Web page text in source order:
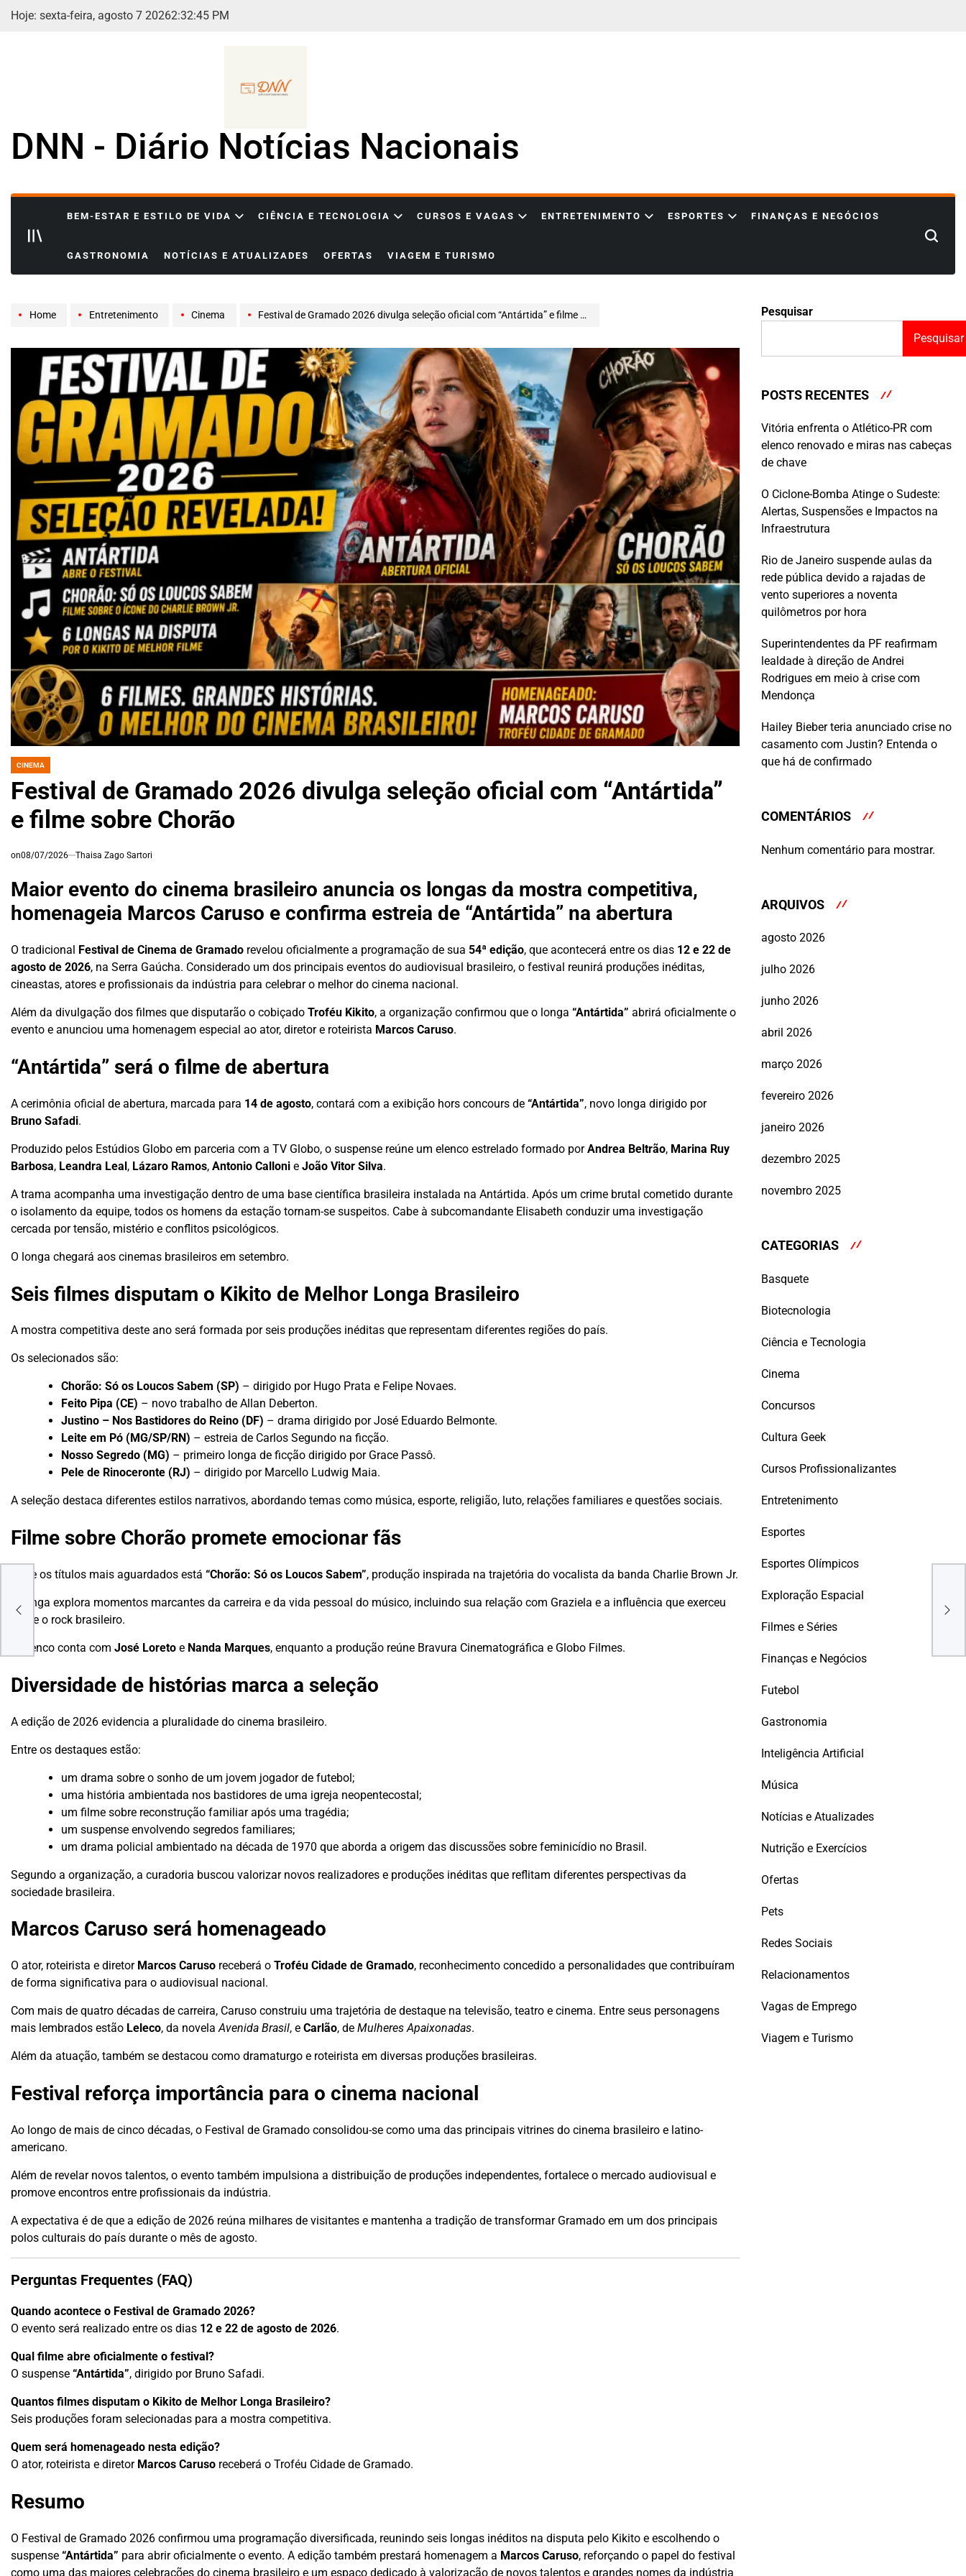
Skip
Hoje: sexta-feira, agosto 7 20262:32:47 PM
DNN - Diário Notícias Nacionais
BEM-ESTAR E ESTILO DE VIDA CIÊNCIA E TECNOLOGIA CURSOS E VAGAS ENTRETENIMENTO ESPORTES FINANÇAS E NEGÓCIOS
GASTRONOMIA NOTÍCIAS E ATUALIZADES OFERTAS VIAGEM E TURISMO
Search
Home Entretenimento Cinema Festival de Gramado 2026 divulga seleção oficial com “Antártida” e filme sobre Chorão
POSTED
CINEMA
Festival de Gramado 2026 divulga seleção oficial com “Antártida”
e filme sobre Chorão
on08/07/2026 Thaisa Zago Sartori
Maior evento do cinema brasileiro anuncia os longas da mostra competitiva,
homenageia Marcos Caruso e confirma estreia de “Antártida” na abertura
O tradicional Festival de Cinema de Gramado revelou oficialmente a programação de sua 54ª edição, que acontecerá entre os dias 12 e 22 de
agosto de 2026, na Serra Gaúcha. Considerado um dos principais eventos do audiovisual brasileiro, o festival reunirá produções inéditas,
cineastas, atores e profissionais da indústria para celebrar o melhor do cinema nacional.
Além da divulgação dos filmes que disputarão o cobiçado Troféu Kikito, a organização confirmou que o longa “Antártida” abrirá oficialmente o
evento e anunciou uma homenagem especial ao ator, diretor e roteirista Marcos Caruso.
“Antártida” será o filme de abertura
A cerimônia oficial de abertura, marcada para 14 de agosto, contará com a exibição hors concours de “Antártida”, novo longa dirigido por
Bruno Safadi.
Produzido pelos Estúdios Globo em parceria com a TV Globo, o suspense reúne um elenco estrelado formado porAndrea Beltrão, Marina Ruy
Barbosa, Leandra Leal, Lázaro Ramos, Antonio Calloni e João Vitor Silva.
A trama acompanha uma investigação dentro de uma base científica brasileira instalada na Antártida. Após um crime brutal cometido durante
o isolamento da equipe, todos os homens da estação tornam-se suspeitos. Cabe à subcomandante Elisabeth conduzir uma investigação
cercada por tensão, mistério e conflitos psicológicos.
O longa chegará aos cinemas brasileiros em setembro.
Seis filmes disputam o Kikito de Melhor Longa Brasileiro
A mostra competitiva deste ano será formada por seis produções inéditas que representam diferentes regiões do país.
Os selecionados são:
Chorão: Só os Loucos Sabem (SP) – dirigido por Hugo Prata e Felipe Novaes.
Feito Pipa (CE) – novo trabalho de Allan Deberton.
Justino – Nos Bastidores do Reino (DF) – drama dirigido por José Eduardo Belmonte.
Leite em Pó (MG/SP/RN) – estreia de Carlos Segundo na ficção.
Nosso Segredo (MG) – primeiro longa de ficção dirigido por Grace Passô.
Pele de Rinoceronte (RJ) – dirigido por Marcello Ludwig Maia.
A seleção destaca diferentes estilos narrativos, abordando temas como música, esporte, religião, luto, relações familiares e questões sociais.
Filme sobre Chorão promete emocionar fãs
Entre os títulos mais aguardados está “Chorão: Só os Loucos Sabem”, produção inspirada na trajetória do vocalista da banda Charlie Brown Jr.
O longa explora momentos marcantes da carreira e da vida pessoal do músico, incluindo sua relação com Graziela e a influência que exerceu
sobre o rock brasileiro.
O elenco conta com José Loreto e Nanda Marques, enquanto a produção reúne Bravura Cinematográfica e Globo Filmes.
Diversidade de histórias marca a seleção
A edição de 2026 evidencia a pluralidade do cinema brasileiro.
Entre os destaques estão:
um drama sobre o sonho de um jovem jogador de futebol;
uma história ambientada nos bastidores de uma igreja neopentecostal;
um filme sobre reconstrução familiar após uma tragédia;
um suspense envolvendo segredos familiares;
um drama policial ambientado na década de 1970 que aborda a origem das discussões sobre feminicídio no Brasil.
Segundo a organização, a curadoria buscou valorizar novos realizadores e produções inéditas que reflitam diferentes perspectivas da
sociedade brasileira.
Marcos Caruso será homenageado
O ator, roteirista e diretor Marcos Caruso receberá o Troféu Cidade de Gramado, reconhecimento concedido a personalidades que contribuíram
de forma significativa para o audiovisual nacional.
Com mais de quatro décadas de carreira, Caruso construiu uma trajetória de destaque na televisão, teatro e cinema. Entre seus personagens
mais lembrados estão Leleco, da novelaAvenida Brasil, e Carlão, de Mulheres Apaixonadas.
Além da atuação, também se destacou como dramaturgo e roteirista em diversas produções brasileiras.
Festival reforça importância para o cinema nacional
Ao longo de mais de cinco décadas, o Festival de Gramado consolidou-se como uma das principais vitrines do cinema brasileiro e latino-
americano.
Além de revelar novos talentos, o evento também impulsiona a distribuição de produções independentes, fortalece o mercado audiovisual e
promove encontros entre profissionais da indústria.
A expectativa é de que a edição de 2026 reúna milhares de visitantes e mantenha a tradição de transformar Gramado em um dos principais
polos culturais do país durante o mês de agosto.
Perguntas Frequentes (FAQ)
Quando acontece o Festival de Gramado 2026?
O evento será realizado entre os dias 12 e 22 de agosto de 2026.
Qual filme abre oficialmente o festival?
O suspense “Antártida”, dirigido por Bruno Safadi.
Quantos filmes disputam o Kikito de Melhor Longa Brasileiro?
Seis produções foram selecionadas para a mostra competitiva.
Quem será homenageado nesta edição?
O ator, roteirista e diretor Marcos Caruso receberá o Troféu Cidade de Gramado.
Resumo
O Festival de Gramado 2026 confirmou uma programação diversificada, reunindo seis longas inéditos na disputa pelo Kikito e escolhendo o
suspense “Antártida” para abrir oficialmente o evento. A edição também prestará homenagem a Marcos Caruso, reforçando o papel do festival
como uma das maiores celebrações do cinema brasileiro e um espaço dedicado à valorização de novos talentos e grandes nomes da indústria
Pesquisar
Pesquisar
POSTS RECENTES
Vitória enfrenta o Atlético-PR com
elenco renovado e miras nas cabeças
de chave
O Ciclone-Bomba Atinge o Sudeste:
Alertas, Suspensões e Impactos na
Infraestrutura
Rio de Janeiro suspende aulas da
rede pública devido a rajadas de
vento superiores a noventa
quilômetros por hora
Superintendentes da PF reafirmam
lealdade à direção de Andrei
Rodrigues em meio à crise com
Mendonça
Hailey Bieber teria anunciado crise no
casamento com Justin? Entenda o
que há de confirmado
COMENTÁRIOS
Nenhum comentário para mostrar.
ARQUIVOS
agosto 2026
julho 2026
junho 2026
abril 2026
março 2026
fevereiro 2026
janeiro 2026
dezembro 2025
novembro 2025
CATEGORIAS
Basquete
Biotecnologia
Ciência e Tecnologia
Cinema
Concursos
Cultura Geek
Cursos Profissionalizantes
Entretenimento
Esportes
Esportes Olímpicos
Exploração Espacial
Filmes e Séries
Finanças e Negócios
Futebol
Gastronomia
Inteligência Artificial
Música
Notícias e Atualizades
Nutrição e Exercícios
Ofertas
Pets
Redes Sociais
Relacionamentos
Vagas de Emprego
Viagem e Turismo